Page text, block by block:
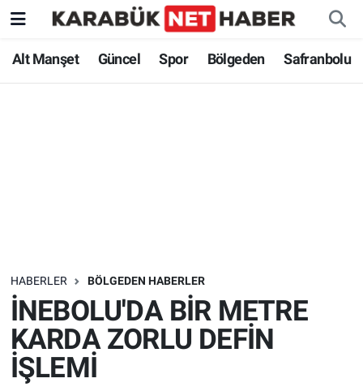
Alt Manşet Güncel Spor Bölgeden Safranbolu
HABERLER BÖLGEDEN HABERLER
İNEBOLU'DA BİR METRE
KARDA ZORLU DEFİN
İŞLEMİ